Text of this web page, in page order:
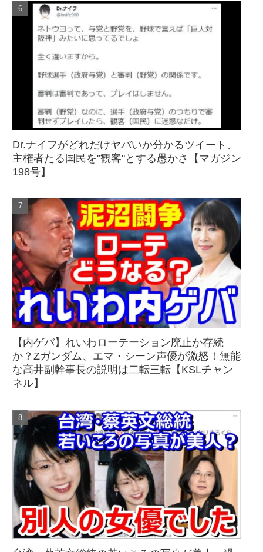
Dr.ナイフがどれだけヤバいか分かるツイート、
主権者たる国民を"観客"とする愚かさ【マガジン
198号】
【内ゲバ】れいわローテーション廃止か存続
か？Zガンダム、エマ・シーン声優が激怒！無能
な高井副幹事長の説明は二転三転【KSLチャン
ネル】